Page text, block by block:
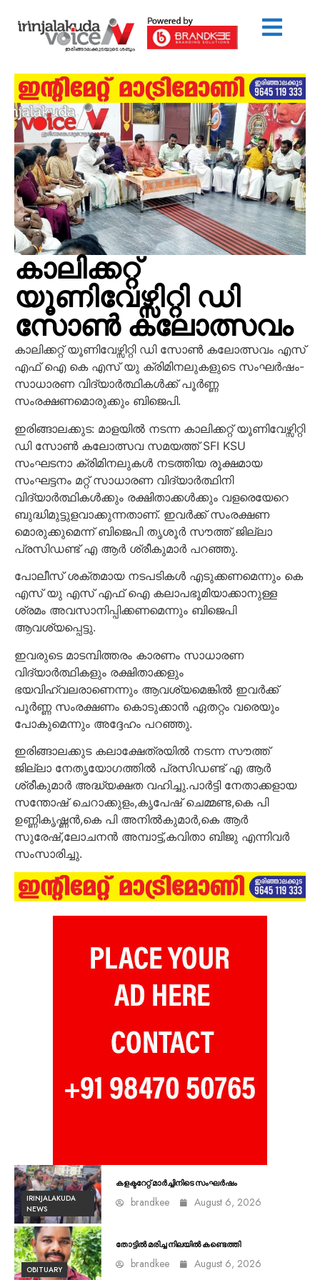
കാലിക്കറ്റ്
യൂണിവേഴ്സിറ്റി ഡി
സോൺ കലോത്സവം
കാലിക്കറ്റ് യൂണിവേഴ്സിറ്റി ഡി സോൺ കലോത്സവം എസ്
എഫ് ഐ കെ എസ് യു ക്രിമിനലുകളുടെ സംഘർഷം-
സാധാരണ വിദ്യാർത്ഥികൾക്ക് പൂർണ്ണ
സംരക്ഷണമൊരുക്കും ബിജെപി.
ഇരിങ്ങാലക്കുട: മാളയിൽ നടന്ന കാലിക്കറ്റ് യൂണിവേഴ്സിറ്റി
ഡി സോൺ കലോത്സവ സമയത്ത് SFI KSU
സംഘടനാ ക്രിമിനലുകൾ നടത്തിയ രൂക്ഷമായ
സംഘട്ടനം മറ്റ് സാധാരണ വിദ്യാർത്ഥിനി
വിദ്യാർത്ഥികൾക്കും രക്ഷിതാക്കൾക്കും വളരെയേറെ
ബുദ്ധിമുട്ടുളവാക്കുന്നതാണ്. ഇവർക്ക് സംരക്ഷണ
മൊരുക്കുമെന്ന് ബിജെപി തൃശൂർ സൗത്ത് ജില്ലാ
പ്രസിഡണ്ട് എ ആർ ശ്രീകുമാർ പറഞ്ഞു.
പോലീസ് ശക്തമായ നടപടികൾ എടുക്കണമെന്നും കെ
എസ് യു എസ് എഫ് ഐ കലാപഭൂമിയാക്കാനുള്ള
ശ്രമം അവസാനിപ്പിക്കണമെന്നും ബിജെപി
ആവശ്യപ്പെട്ടു.
ഇവരുടെ മാടമ്പിത്തരം കാരണം സാധാരണ
വിദ്യാർത്ഥികളും രക്ഷിതാക്കളും
ഭയവിഹ്വലരാണെന്നും ആവശ്യമെങ്കിൽ ഇവർക്ക്
പൂർണ്ണ സംരക്ഷണം കൊടുക്കാൻ ഏതറ്റം വരെയും
പോകുമെന്നും അദ്ദേഹം പറഞ്ഞു.
ഇരിങ്ങാലക്കുട കലാക്ഷേത്രയിൽ നടന്ന സൗത്ത്
ജില്ലാ നേതൃയോഗത്തിൽ പ്രസിഡണ്ട് എ ആർ
ശ്രീകുമാർ അദ്ധ്യക്ഷത വഹിച്ചു.പാർട്ടി നേതാക്കളായ
സന്തോഷ് ചെറാക്കുളം,കൃപേഷ് ചെമ്മണ്ട,കെ പി
ഉണ്ണികൃഷ്ണൻ,കെ പി അനിൽകുമാർ,കെ ആർ
സുരേഷ്,ലോചനൻ അമ്പാട്ട്,കവിതാ ബിജു എന്നിവർ
സംസാരിച്ചു.
IRINJALAKUDA
NEWS
കളക്ടറേറ്റ് മാർച്ചിനിടെ സംഘർഷം
brandkee August 6, 2026
OBITUARY
തോട്ടിൽ മരിച്ച നിലയിൽ കണ്ടെത്തി
brandkee August 6, 2026